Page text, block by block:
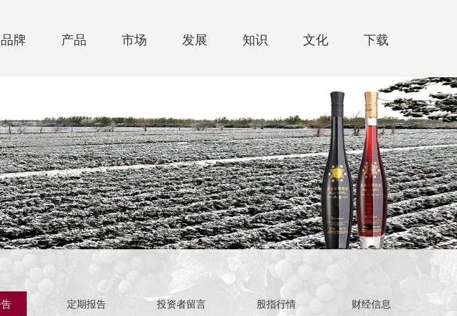
品牌 产品 市场 发展 知识 文化 下载
定期报告 投资者留言 股指行情 财经信息